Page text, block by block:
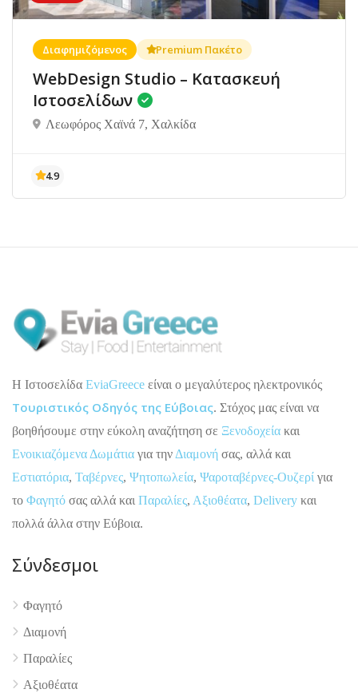
Διαφημιζόμενος Premium Πακέτο
WebDesign Studio – Κατασκευή
Ιστοσελίδων
Λεωφόρος Χαϊνά 7, Χαλκίδα
H Ιστοσελίδα EviaGreece είναι ο μεγαλύτερος ηλεκτρονικός
Τουριστικός Οδηγός της Εύβοιας. Στόχος μας είναι να
βοηθήσουμε στην εύκολη αναζήτηση σε Ξενοδοχεία και
Ενοικιαζόμενα Δωμάτια για την Διαμονή σας, αλλά και
Εστιατόρια, Ταβέρνες, Ψητοπωλεία, Ψαροταβέρνες-Ουζερί για
το Φαγητό σας αλλά και Παραλίες, Αξιοθέατα, Delivery και
πολλά άλλα στην Εύβοια.
Σύνδεσμοι
Φαγητό
Διαμονή
Παραλίες
Αξιοθέατα